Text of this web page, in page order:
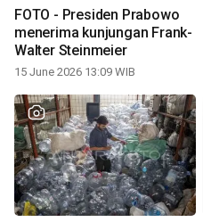
FOTO - Presiden Prabowo
menerima kunjungan Frank-
Walter Steinmeier
15 June 2026 13:09 WIB